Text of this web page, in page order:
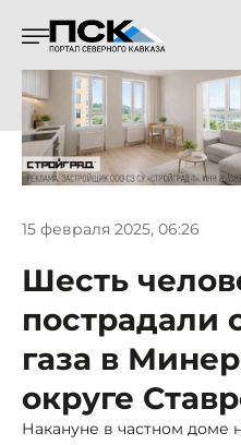
15 февраля 2025, 06:26
Шесть
пострадали
газа в
округе
Накануне в частном доме